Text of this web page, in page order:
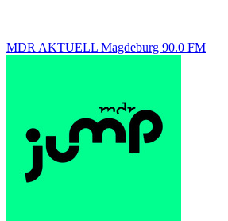
MDR AKTUELL Magdeburg 90.0 FM